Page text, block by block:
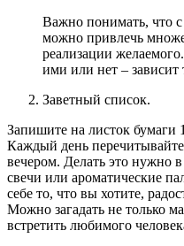
Важно понимать, что
можно привлечь
реализации
ими или нет – зависит
Заветный список.
Запишите на листок бумаги
Каждый день перечитывайте
вечером. Делать это нужно
свечи или ароматические
себе то, что вы хотите,
Можно загадать не только
встретить любимого